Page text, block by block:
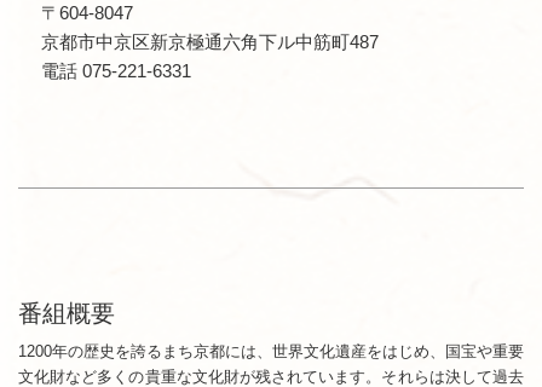
〒604-8047
京都市中京区新京極通六角下ル中筋町487
電話 075-221-6331
番組概要
1200年の歴史を誇るまち京都には、世界文化遺産をはじめ、国宝や重要
文化財など多くの貴重な文化財が残されています。それらは決して過去